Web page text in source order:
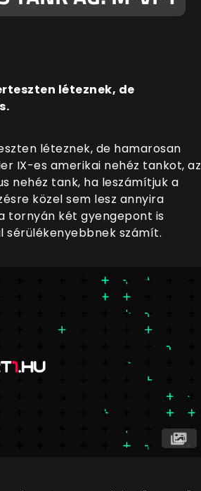
léteznek, de
léteznek, de hamarosan
IX-es amerikai nehéz tankot, az
nehéz tank, ha leszámítjuk a
közel sem lesz annyira
tornyán két gyengepont is
sérülékenyebbnek számít.